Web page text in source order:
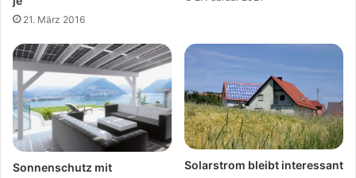
21. März 2016
Sonnenschutz mit
Solarstrom bleibt interessant